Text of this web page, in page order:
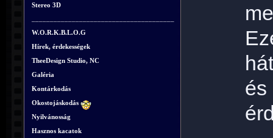
Stereo 3D
W.O.R.K.B.L.O.G
Hírek, érdekességek
TheeDesign Studio, NC
Galéria
Kontárkodás
Okostojáskodás
Nyilvánosság
Hasznos kacatok